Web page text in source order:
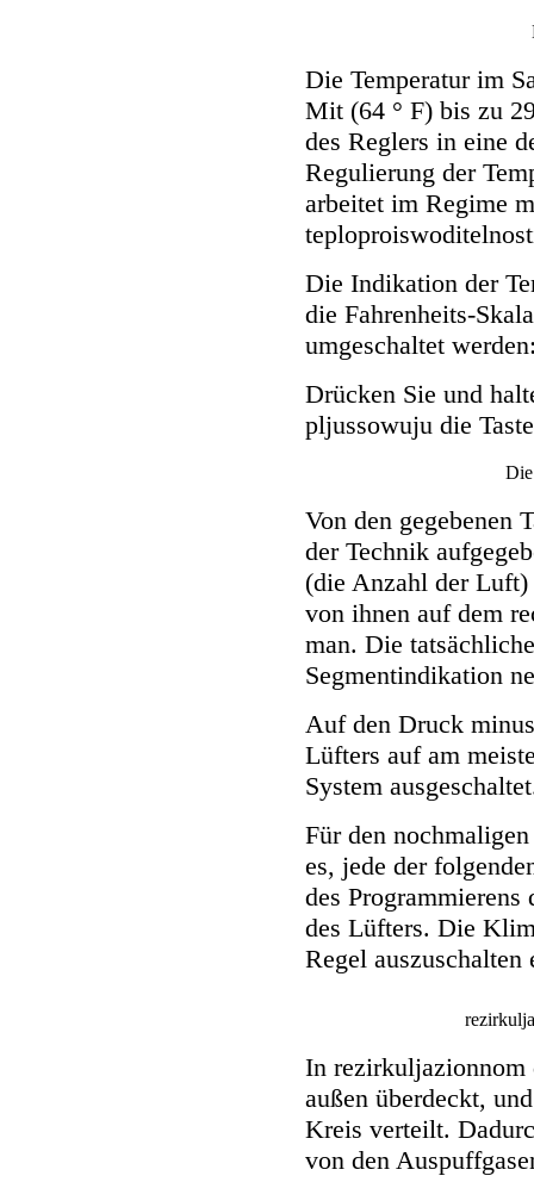
Die Temperatur im
Mit (64 ° F) bis zu
des Reglers in eine
Regulierung der
arbeitet im Regime
Die Indikation der
die Fahrenheits-
umgeschaltet
Drücken Sie und
pljussowuju die
Von den gegebenen
der Technik
(die Anzahl der Luft)
von ihnen auf dem
man. Die
Segmentindikation
Auf den Druck
Lüfters auf am
System
Für den
es, jede der
des Programmierens
des Lüfters. Die
Regel
In
außen überdeckt,
Kreis verteilt.
von den